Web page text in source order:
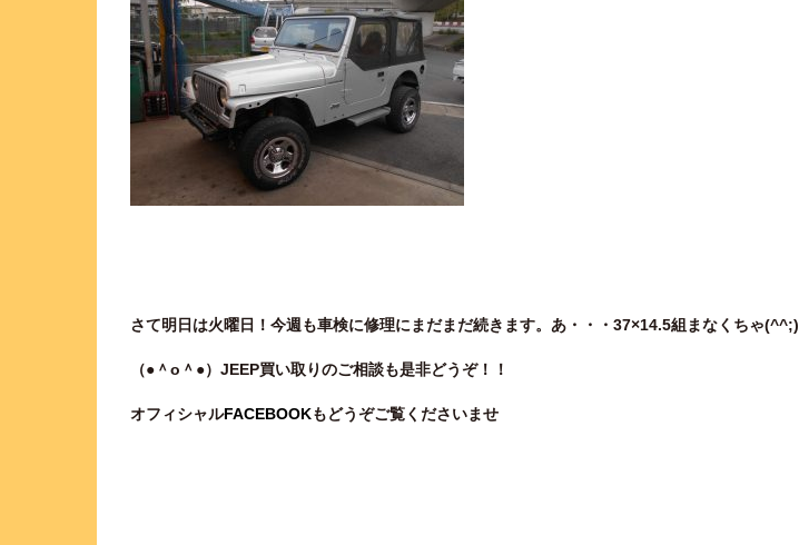
さて明日は火曜日！今週も車検に修理にまだまだ続きます。あ・・・37×14.5組まなくちゃ(^^;)
（●＾o ＾●）JEEP買い取りのご相談も是非どうぞ！！
オフィシャルFACEBOOKもどうぞご覧くださいませ